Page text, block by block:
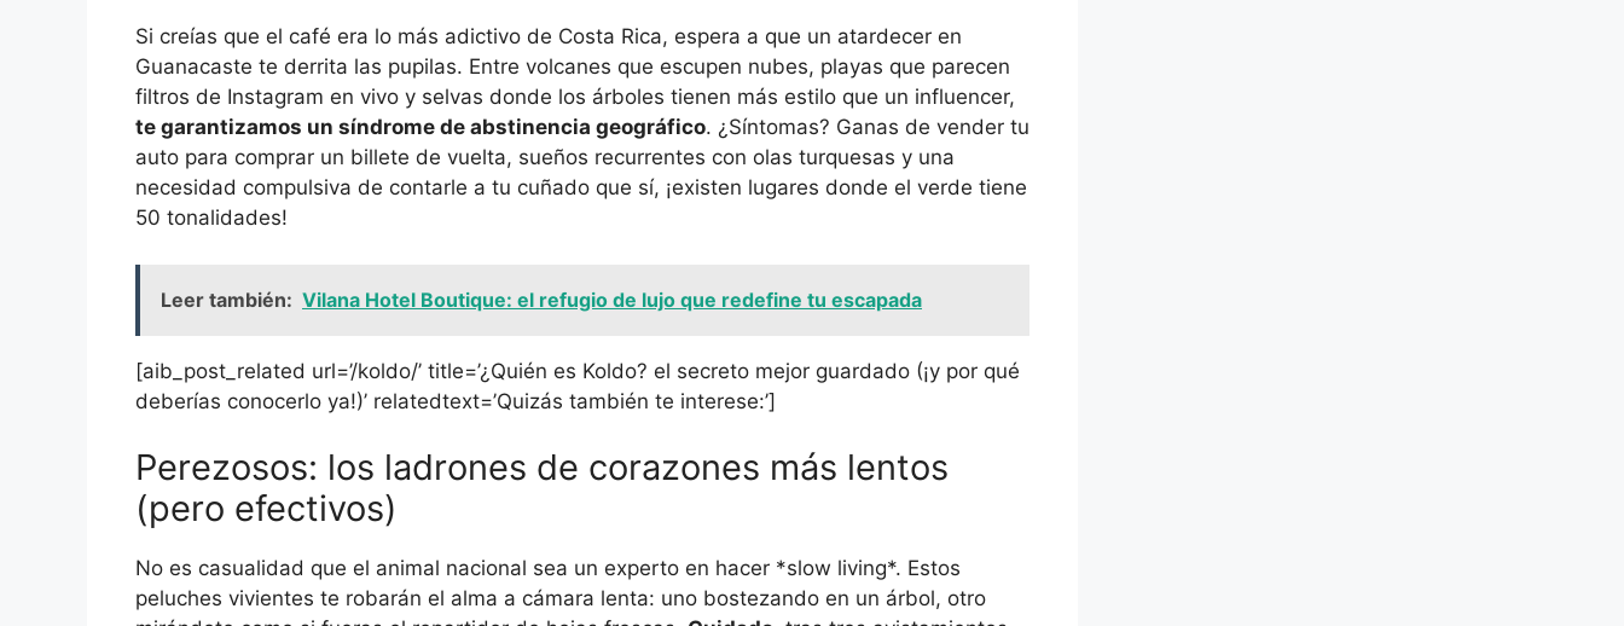
Si creías que el café era lo más adictivo de Costa Rica, espera a que un atardecer en
Guanacaste te derrita las pupilas. Entre volcanes que escupen nubes, playas que parecen
filtros de Instagram en vivo y selvas donde los árboles tienen más estilo que un influencer,
te garantizamos un síndrome de abstinencia geográfico. ¿Síntomas? Ganas de vender tu
auto para comprar un billete de vuelta, sueños recurrentes con olas turquesas y una
necesidad compulsiva de contarle a tu cuñado que sí, ¡existen lugares donde el verde tiene
50 tonalidades!
Leer también: Vilana Hotel Boutique: el refugio de lujo que redefine tu escapada
[aib_post_related url=’/koldo/’ title=’¿Quién es Koldo? el secreto mejor guardado (¡y por qué
deberías conocerlo ya!)’ relatedtext=’Quizás también te interese:’]
Perezosos: los ladrones de corazones más lentos
(pero efectivos)
No es casualidad que el animal nacional sea un experto en hacer *slow living*. Estos
peluches vivientes te robarán el alma a cámara lenta: uno bostezando en un árbol, otro